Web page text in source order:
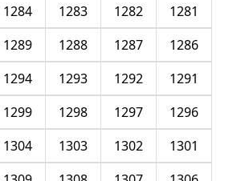
1281
1282
1283
1284
1286
1287
1288
1289
1291
1292
1293
1294
1296
1297
1298
1299
1301
1302
1303
1304